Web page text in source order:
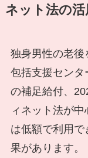
ネット法の活
独身男性の老
包括支援センタ
の補足給付、
ィネット法が
は低額で利用
果があります。